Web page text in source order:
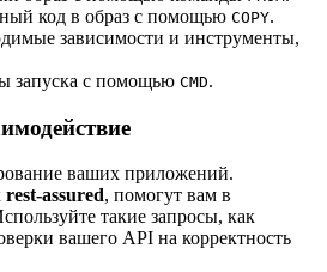
код в образ с помощью COPY.
зависимости и инструменты,
запуска с помощью CMD.
ваших приложений.
rest-assured, помогут вам в
такие запросы, как
вашего API на корректность